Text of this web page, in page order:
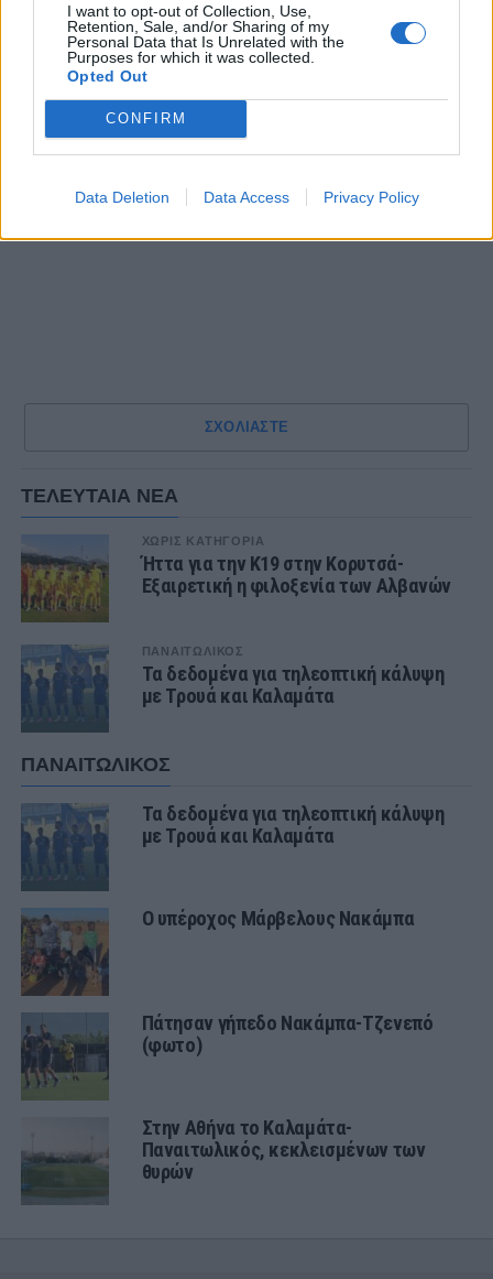
I want to opt-out of Collection, Use,
Retention, Sale, and/or Sharing of my
Personal Data that Is Unrelated with the
Purposes for which it was collected.
Opted Out
CONFIRM
Data Deletion Data Access Privacy Policy
ΣΧΟΛΙΑΣΤΕ
ΤΕΛΕΥΤΑΙΑ ΝΕΑ
ΧΩΡΊΣ ΚΑΤΗΓΟΡΊΑ
Ήττα για την Κ19 στην Κορυτσά-
Εξαιρετική η φιλοξενία των Αλβανών
ΠΑΝΑΙΤΩΛΙΚΟΣ
Τα δεδομένα για τηλεοπτική κάλυψη
με Τρουά και Καλαμάτα
ΠΑΝΑΙΤΩΛΙΚΟΣ
Τα δεδομένα για τηλεοπτική κάλυψη
με Τρουά και Καλαμάτα
Ο υπέροχος Μάρβελους Νακάμπα
Πάτησαν γήπεδο Νακάμπα-Τζενεπό
(φωτο)
Στην Αθήνα το Καλαμάτα-
Παναιτωλικός, κεκλεισμένων των
θυρών